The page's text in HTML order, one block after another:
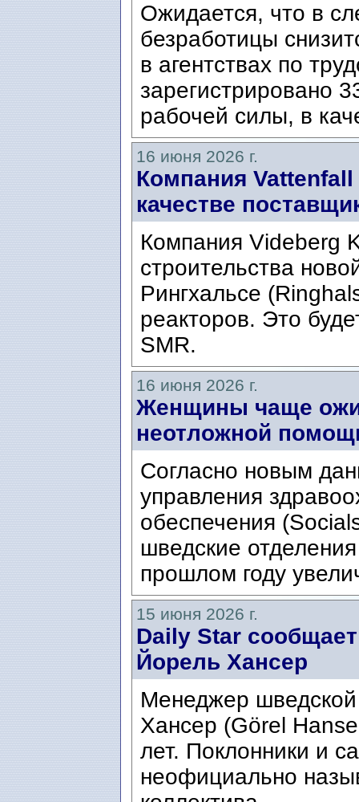
Ожидается, что в
безработицы
в агентствах по
зарегистрировано
рабочей силы, в
16 июня 2026 г.
Компания
качестве
Компания Videberg
строительства
Рингхальсе
реакторов. Это
SMR.
16 июня 2026 г.
Женщины чаще
неотложной
Согласно новым
управления
обеспечения
шведские
прошлом году
15 июня 2026 г.
Daily Star
Йорель Хансер
Менеджер
Хансер (Görel
лет. Поклонники и
неофициально